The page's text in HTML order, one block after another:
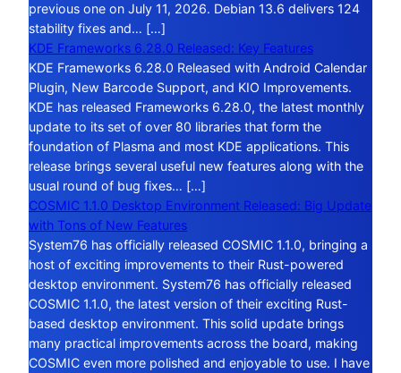
previous one on July 11, 2026. Debian 13.6 delivers 124
stability fixes and… […]
KDE Frameworks 6.28.0 Released: Key Features
KDE Frameworks 6.28.0 Released with Android Calendar
Plugin, New Barcode Support, and KIO Improvements.
KDE has released Frameworks 6.28.0, the latest monthly
update to its set of over 80 libraries that form the
foundation of Plasma and most KDE applications. This
release brings several useful new features along with the
usual round of bug fixes… […]
COSMIC 1.1.0 Desktop Environment Released: Big Update
with Tons of New Features
System76 has officially released COSMIC 1.1.0, bringing a
host of exciting improvements to their Rust-powered
desktop environment. System76 has officially released
COSMIC 1.1.0, the latest version of their exciting Rust-
based desktop environment. This solid update brings
many practical improvements across the board, making
COSMIC even more polished and enjoyable to use. I have